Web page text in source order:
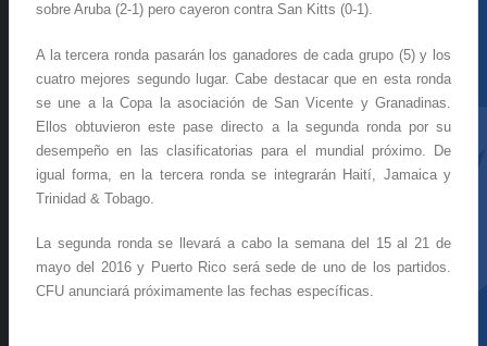
sobre Aruba (2-1) pero cayeron contra San Kitts (0-1).
A la tercera ronda pasarán los ganadores de cada grupo (5) y los
cuatro mejores segundo lugar. Cabe destacar que en esta ronda
se une a la Copa la asociación de San Vicente y Granadinas.
Ellos obtuvieron este pase directo a la segunda ronda por su
desempeño en las clasificatorias para el mundial próximo. De
igual forma, en la tercera ronda se integrarán Haití, Jamaica y
Trinidad & Tobago.
La segunda ronda se llevará a cabo la semana del 15 al 21 de
mayo del 2016 y Puerto Rico será sede de uno de los partidos.
CFU anunciará próximamente las fechas específicas.